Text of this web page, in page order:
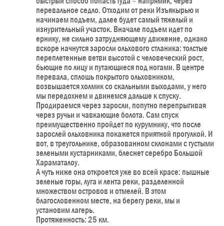
перевальное седло. Отходим от реки Изъякырью и
начинаем подъем, далее будет самый тяжелый и
изнурительный участок. Вначале подъем идет по
ернику, не сильно затрудняющему движение, однако
вскоре начнутся заросли ольхового стланика: толстые
переплетенные ветви высотой с человеческий рост,
бьющие по лицу и путающиеся под ногами. В центре
перевала, сплошь покрытого ольховником,
возвышается холмик со скальными выходами, у него
мы передохнем и двинемся дальше к спуску.
Продираемся через заросли, попутно перепрыгивая
через ручьи и чавкающие болота. Сам спуск
преимущественно пройдет по курумнику, что после
зарослей ольховника покажется приятной прогулкой. И
вот, в треугольнике, образованном склонами с густыми
зелеными кустарниками, блеснет серебро Большой
Хараматалоу.
А чуть ниже она откроется уже во всей красе: пышные
зеленые горы, луга и лента реки, разделенной
множеством островов и отмелей. В этом
благословенном месте, на берегу реки, мы и
установим лагерь.
Протяженность: 25 км.